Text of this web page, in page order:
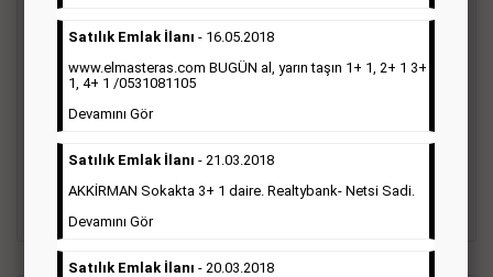
Sosyal İlan (Vefat, Başsağlığı, Anma, Teşekkür)
Gazetelerin sosyal ilan diye adlandırdığı bu ilan türü altında
vefat ilanı anma ilan, başsağlığı ilanı, teşekkür ilanı vb. ilan
türleri toplanmaktadır. Ticari amaç gütmeyen bu ilan çeşidin
de fiyatlandırma ilanın kapladığı alan üzerinden fiyatlandırılır.
Diğer çerçeveli ilanlara göre daha ekonomiktir.
Satılık Emlak İlanı - 16.05.2018
www.elmasteras.com BUGÜN al, yarın taşın 1+ 1, 2+ 1 3+
1, 4+ 1 /0531081105
Devamını Gör
Satılık Emlak İlanı - 21.03.2018
AKKİRMAN Sokakta 3+ 1 daire. Realtybank- Netsi Sadi.
Devamını Gör
Satılık Emlak İlanı - 20.03.2018